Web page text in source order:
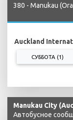
380 - Manukau
Auckland
СУББОТА (1)
Manukau City
Автобусное